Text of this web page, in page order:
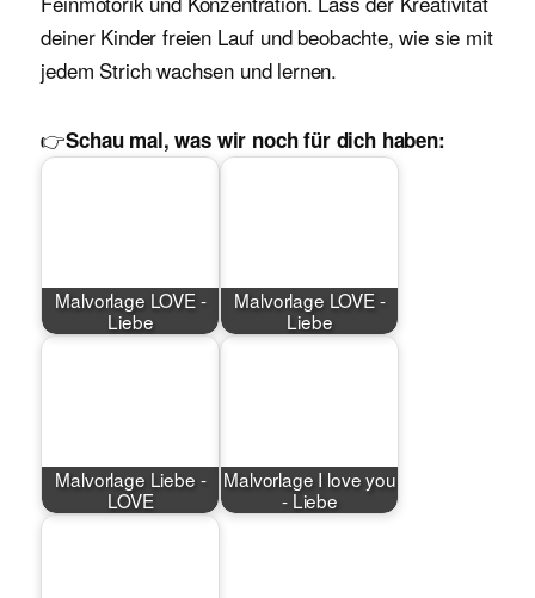
deiner Kinder freien Lauf und beobachte, wie sie mit
jedem Strich wachsen und lernen.
👉Schau mal, was wir noch für dich haben:
Malvorlage LOVE -
Liebe
Malvorlage LOVE -
Liebe
Malvorlage Liebe -
LOVE
Malvorlage I love you
- Liebe